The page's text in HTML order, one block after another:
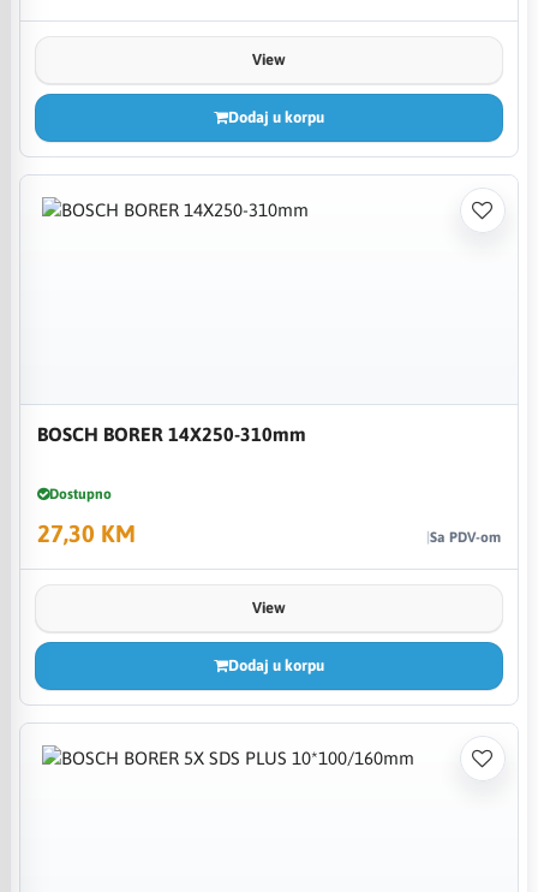
View
Dodaj u korpu
BOSCH BORER 14X250-310mm
Dostupno
27,30 KM Sa PDV-om
View
Dodaj u korpu